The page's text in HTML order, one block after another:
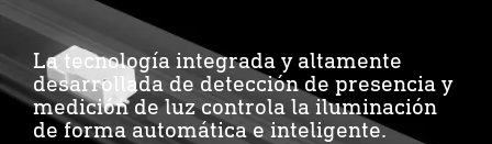
La tecnología integrada y altamente
desarrollada de detección de presencia y
medición de luz controla la iluminación
de forma automática e inteligente.